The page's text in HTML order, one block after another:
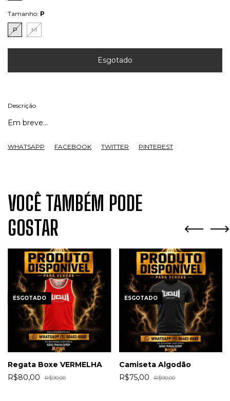
Tamanho: P
P M
Descrição
Em breve...
WHATSAPP FACEBOOK TWITTER PINTEREST
VOCÊ TAMBÉM PODE
GOSTAR
ESGOTADO
Regata Boxe VERMELHA
R$80,00
R$90,00
ESGOTADO
Camiseta Algodão
R$75,00
R$90,00